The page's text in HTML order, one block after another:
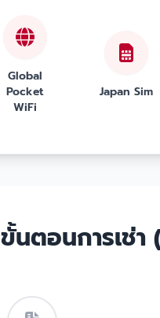
Global
Pocket
WiFi
Japan Sim
ขั้นตอนการเช่